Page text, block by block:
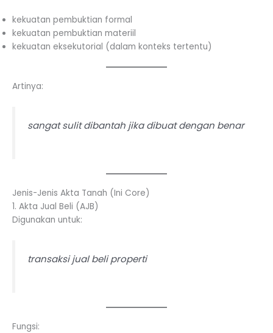
kekuatan pembuktian formal
kekuatan pembuktian materiil
kekuatan eksekutorial (dalam konteks tertentu)
Artinya:
sangat sulit dibantah jika dibuat dengan benar
Jenis-Jenis Akta Tanah (Ini Core)
1. Akta Jual Beli (AJB)
Digunakan untuk:
transaksi jual beli properti
Fungsi: